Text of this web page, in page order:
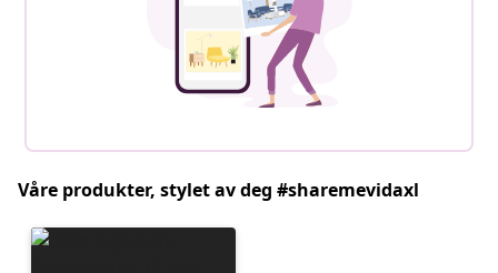
Våre produkter, stylet av deg #sharemevidaxl